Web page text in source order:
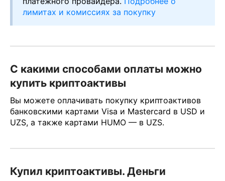
лимитах и комиссиях за покупку
С какими способами оплаты можно
купить криптоактивы
Вы можете оплачивать покупку криптоактивов
банковскими картами Visa и Mastercard в USD и
UZS, а также картами HUMO — в UZS.
Купил криптоактивы. Деньги